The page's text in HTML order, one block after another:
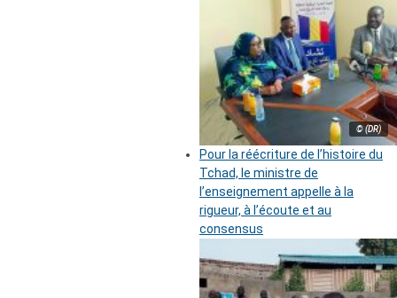
© (DR)
Pour la réécriture de l’histoire du
Tchad, le ministre de
l’enseignement appelle à la
rigueur, à l’écoute et au
consensus